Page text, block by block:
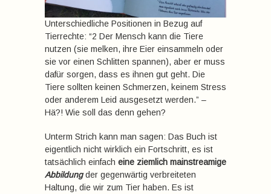
Unterschiedliche Positionen in Bezug auf
Tierrechte: “2 Der Mensch kann die Tiere
nutzen (sie melken, ihre Eier einsammeln oder
sie vor einen Schlitten spannen), aber er muss
dafür sorgen, dass es ihnen gut geht. Die
Tiere sollten keinen Schmerzen, keinem Stress
oder anderem Leid ausgesetzt werden.” –
Hä?! Wie soll das denn gehen?
Unterm Strich kann man sagen: Das Buch ist
eigentlich nicht wirklich ein Fortschritt, es ist
tatsächlich einfach eine ziemlich mainstreamige
Abbildungder gegenwärtig verbreiteten
Haltung, die wir zum Tier haben. Es ist